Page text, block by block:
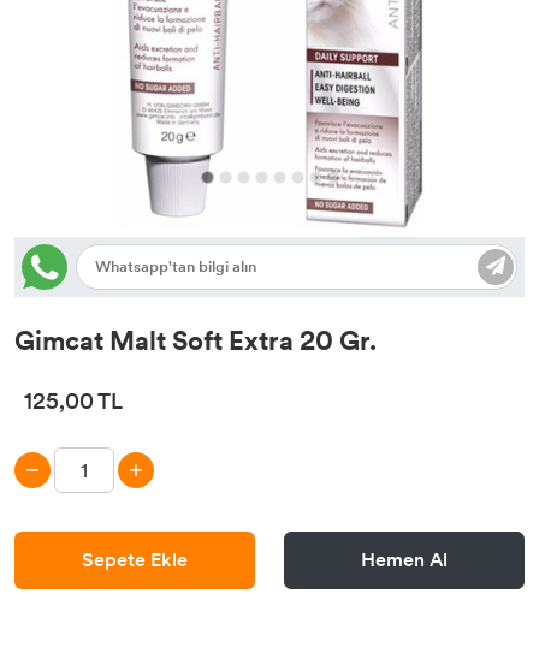
Gimcat Malt Soft Extra 20 Gr.
125,00 TL
Sepete Ekle Hemen Al
Tasma & Künye
Yatak, Kulübe, Taşıma